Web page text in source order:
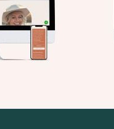
website en